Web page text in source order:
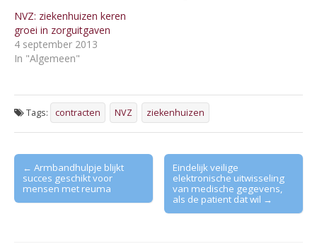
NVZ: ziekenhuizen keren
groei in zorguitgaven
4 september 2013
In "Algemeen"
Tags: contracten NVZ ziekenhuizen
Post
navigation
← Armbandhulpje blijkt
succes geschikt voor
mensen met reuma
Eindelijk veilige
elektronische uitwisseling
van medische gegevens,
als de patient dat wil →